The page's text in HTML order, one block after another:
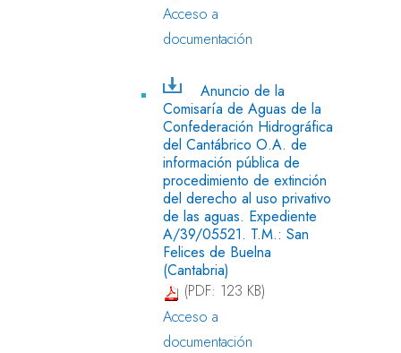
Acceso a
documentación
Anuncio de la
Comisaría de Aguas de la
Confederación Hidrográfica
del Cantábrico O.A. de
información pública de
procedimiento de extinción
del derecho al uso privativo
de las aguas. Expediente
A/39/05521. T.M.: San
Felices de Buelna
(Cantabria)
(PDF: 123 KB)
Acceso a
documentación